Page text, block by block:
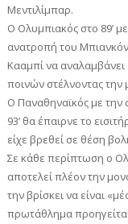
Μεντιλίμπαρ.
Ο Ολυμπιακός στο 89’
ανατροπή του
Κααμπί να αναλαμβάνει
ποινών στέλνοντας την
Ο Παναθηναϊκός με την
93’ θα έπαιρνε το
είχε βρεθεί σε θέση
Σε κάθε περίπτωση ο
αποτελεί πλέον την
την βρίσκει να είναι
πρωτάθλημα